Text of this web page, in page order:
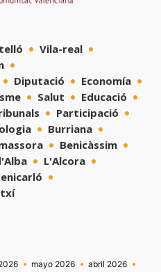
Vila-real
Diputació
Economía
Salut
Educació
Participació
Burriana
Benicàssim
L'Alcora
mayo 2026
abril 2026